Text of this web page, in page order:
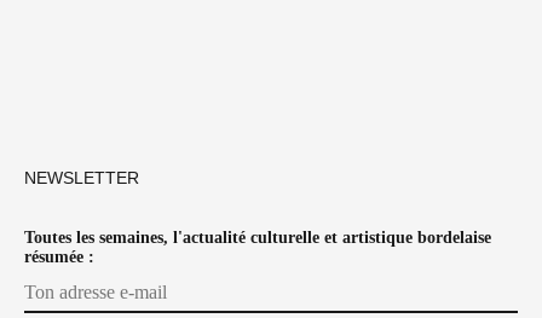
NEWSLETTER
Toutes les semaines, l'actualité culturelle et artistique bordelaise
résumée :